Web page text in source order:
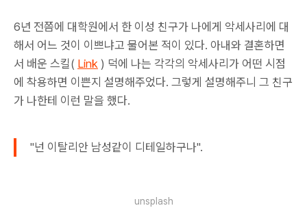
6년 전쯤에 대학원에서 한 이성 친구가 나에게 악세사리에 대
해서 어느 것이 이쁘냐고 물어본 적이 있다. 아내와 결혼하면
서 배운 스킬( Link ) 덕에 나는 각각의 악세사리가 어떤 시점
에 착용하면 이쁜지 설명해주었다. 그렇게 설명해주니 그 친구
가 나한테 이런 말을 했다.
"넌 이탈리안 남성같이 디테일하구나".
unsplash